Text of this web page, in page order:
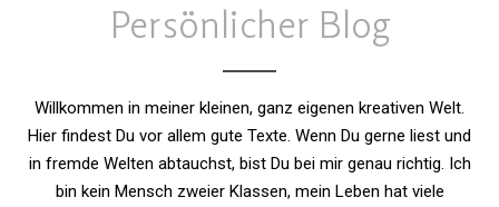
Persönlicher Blog
Willkommen in meiner kleinen, ganz eigenen kreativen Welt.
Hier findest Du vor allem gute Texte. Wenn Du gerne liest und
in fremde Welten abtauchst, bist Du bei mir genau richtig. Ich
bin kein Mensch zweier Klassen, mein Leben hat viele